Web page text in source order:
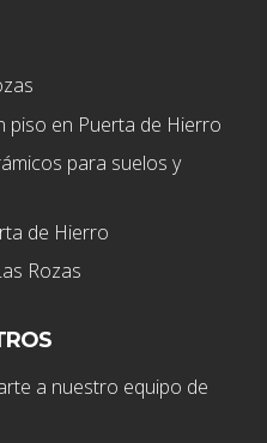
piso en Puerta de Hierro
para suelos y
de Hierro
Rozas
a nuestro equipo de